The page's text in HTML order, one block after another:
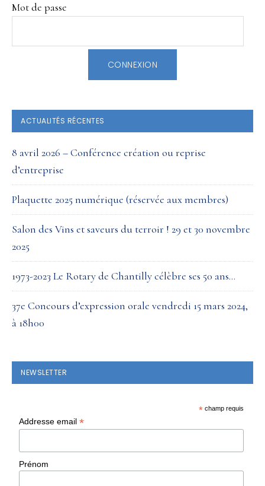
Mot de passe
ACTUALITÉS RÉCENTES
8 avril 2026 – Conférence création ou reprise
d’entreprise
Plaquette 2025 numérique (réservée aux membres)
Salon des Vins et saveurs du terroir ! 29 et 30 novembre
2025
1973-2023 Le Rotary de Chantilly célèbre ses 50 ans…
37e Concours d’expression orale vendredi 15 mars 2024,
à 18h00
NEWSLETTER
* champ requis
Addresse email*
Prénom